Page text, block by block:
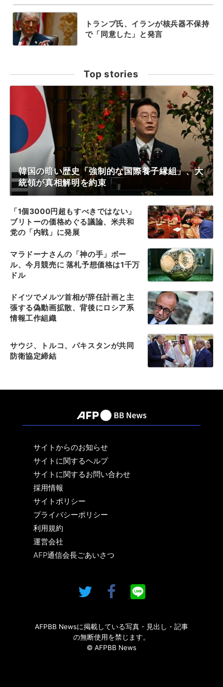
トランプ氏、イランが核兵器不保持
で「同意した」と発言
Top stories
韓国の暗い歴史「強制的な国際養子縁組」、大
統領が真相解明を約束
「1個3000円超もすべきではない」
ブリトーの価格めぐる議論、米共和
党の「内戦」に発展
マラドーナさんの「神の手」ボー
ル、今月競売に 落札予想価格は1千万
ドル
ドイツでメルツ首相が辞任計画と主
張する偽動画拡散、背後にロシア系
情報工作組織
サウジ、トルコ、パキスタンが共同
防衛協定締結
サイトからのお知らせ
サイトに関するヘルプ
サイトに関するお問い合わせ
採用情報
サイトポリシー
プライバシーポリシー
利用規約
運営会社
AFP通信会長ごあいさつ
AFPBB Newsに掲載している写真・見出し・記事
の無断使用を禁じます。
© AFPBB News